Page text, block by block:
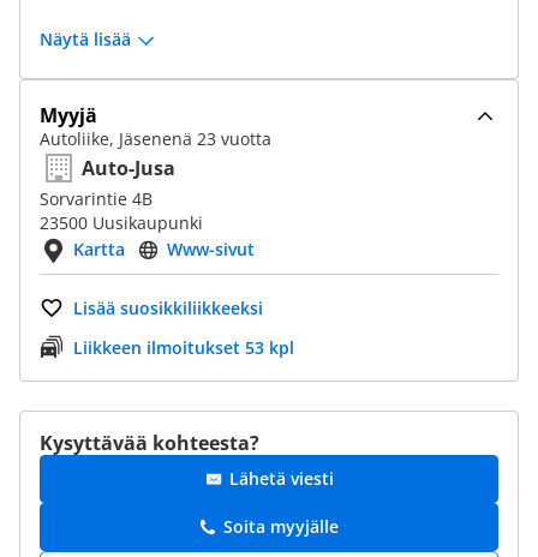
Näytä lisää
Myyjä
Autoliike, Jäsenenä 23 vuotta
Auto-Jusa
Sorvarintie 4B
23500 Uusikaupunki
Kartta
Www-sivut
Lisää suosikkiliikkeeksi
Liikkeen ilmoitukset 53 kpl
Kysyttävää kohteesta?
Lähetä viesti
Soita myyjälle